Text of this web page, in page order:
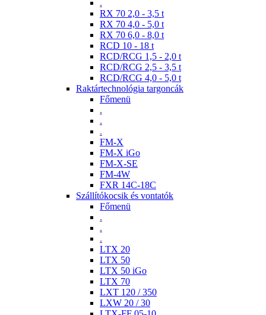
.
RX 70 2,0 - 3,5 t
RX 70 4,0 - 5,0 t
RX 70 6,0 - 8,0 t
RCD 10 - 18 t
RCD/RCG 1,5 - 2,0 t
RCD/RCG 2,5 - 3,5 t
RCD/RCG 4,0 - 5,0 t
Raktártechnológia targoncák
Főmenü
.
.
.
FM-X
FM-X iGo
FM-X-SE
FM-4W
FXR 14C-18C
Szállítókocsik és vontatók
Főmenü
.
.
.
LTX 20
LTX 50
LTX 50 iGo
LTX 70
LXT 120 / 350
LXW 20 / 30